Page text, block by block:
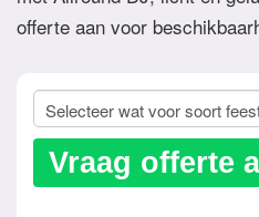
offerte aan voor
Vraag offerte